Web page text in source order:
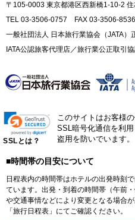
〒105-0003 東京都港区西新橋1-10-2
TEL 03-3506-0757 FAX 03-3506-8536
一般社団法人 日本旅行業協会（JATA）
IATA公認旅客代理店／旅行業公正取引
SSLとは？
このサイトはお客様
SSL暗号化通信を利
盗用を防いでいます。
■時間帯の目安について
日程表内の時間帯はホテルの出発時刻
ています。出発・到着の時間帯（午前
や交通事情などにより変更となる場合
「旅行日程表」にてご確認ください。